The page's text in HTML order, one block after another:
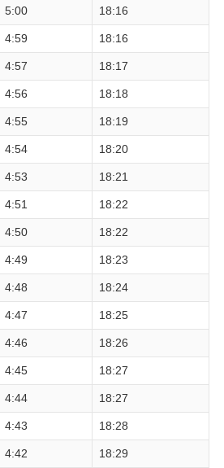
5:00 18:16
4:59 18:16
4:57 18:17
4:56 18:18
4:55 18:19
4:54 18:20
4:53 18:21
4:51 18:22
4:50 18:22
4:49 18:23
4:48 18:24
4:47 18:25
4:46 18:26
4:45 18:27
4:44 18:27
4:43 18:28
4:42 18:29